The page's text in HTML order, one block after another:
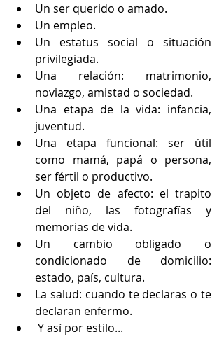
Un ser querido o amado.
Un empleo.
Un estatus social o situación
privilegiada.
Una relación: matrimonio,
noviazgo, amistad o sociedad.
Una etapa de la vida: infancia,
juventud.
Una etapa funcional: ser útil
como mamá, papá o persona,
ser fértil o productivo.
Un objeto de afecto: el trapito
del niño, las fotografías y
memorias de vida.
Un cambio obligado o
condicionado de domicilio:
estado, país, cultura.
La salud: cuando te declaras o te
declaran enfermo.
Y así por estilo...